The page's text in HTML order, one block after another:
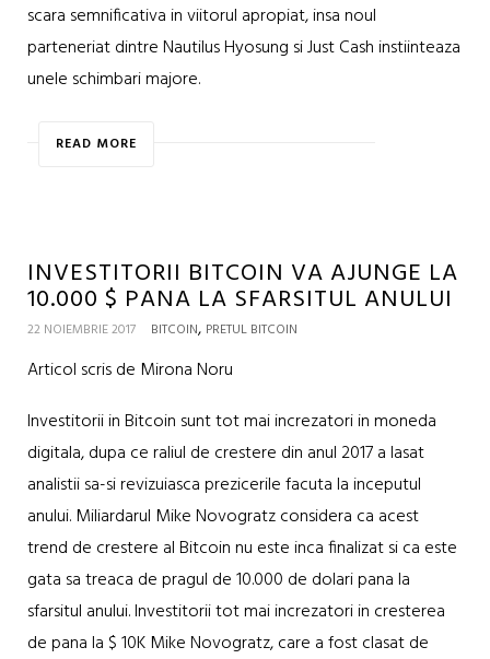
scara semnificativa in viitorul apropiat, insa noul
parteneriat dintre Nautilus Hyosung si Just Cash instiinteaza
unele schimbari majore.
READ MORE
INVESTITORII BITCOIN VA AJUNGE LA
10.000 $ PANA LA SFARSITUL ANULUI
22 NOIEMBRIE 2017 BITCOIN, PRETUL BITCOIN
Articol scris de Mirona Noru
Investitorii in Bitcoin sunt tot mai increzatori in moneda
digitala, dupa ce raliul de crestere din anul 2017 a lasat
analistii sa-si revizuiasca prezicerile facuta la inceputul
anului. Miliardarul Mike Novogratz considera ca acest
trend de crestere al Bitcoin nu este inca finalizat si ca este
gata sa treaca de pragul de 10.000 de dolari pana la
sfarsitul anului. Investitorii tot mai increzatori in cresterea
de pana la $ 10K Mike Novogratz, care a fost clasat de